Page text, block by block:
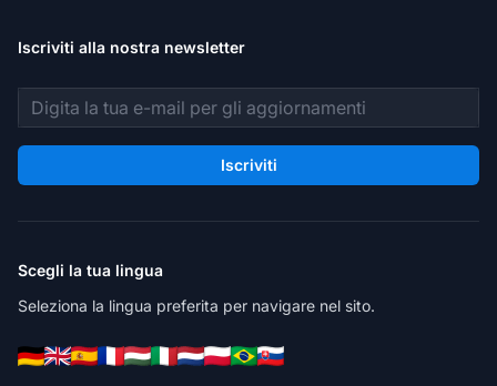
Iscriviti alla nostra newsletter
Indirizzo email
Iscriviti
Scegli la tua lingua
Seleziona la lingua preferita per navigare nel sito.